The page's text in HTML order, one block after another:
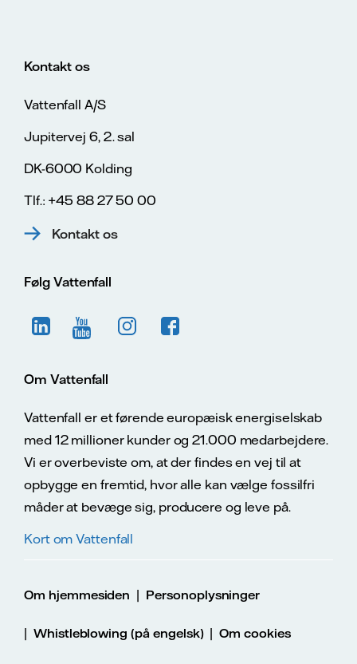
Kontakt os
Vattenfall A/S
Jupitervej 6, 2. sal
DK-6000 Kolding
Tlf.: +45 88 27 50 00
Kontakt os
Følg Vattenfall
Om Vattenfall
Vattenfall er et førende europæisk energiselskab
med 12 millioner kunder og 21.000 medarbejdere.
Vi er overbeviste om, at der findes en vej til at
opbygge en fremtid, hvor alle kan vælge fossilfri
måder at bevæge sig, producere og leve på.
Kort om Vattenfall
Om hjemmesiden | Personoplysninger
| Whistleblowing (på engelsk)|Om cookies